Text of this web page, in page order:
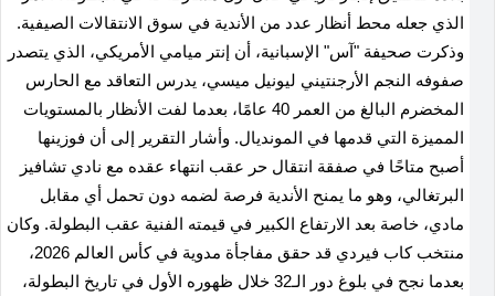
الذي جعله محط أنظار عدد من الأندية في سوق الانتقالات الصيفية.
وذكرت صحيفة "آس" الإسبانية، أن إنتر ميامي الأمريكي، الذي يتصدر
صفوفه النجم الأرجنتيني ليونيل ميسي، يدرس التعاقد مع الحارس
المخضرم البالغ من العمر 40 عامًا، بعدما لفت الأنظار بالمستويات
المميزة التي قدمها في المونديال. وأشار التقرير إلى أن فوزينها
أصبح متاحًا في صفقة انتقال حر عقب انتهاء عقده مع نادي تشافيز
البرتغالي، وهو ما يمنح الأندية فرصة لضمه دون تحمل أي مقابل
مادي، خاصة بعد الارتفاع الكبير في قيمته الفنية عقب البطولة. وكان
منتخب كاب فيردي قد حقق مفاجأة مدوية في كأس العالم 2026،
بعدما نجح في بلوغ دور الـ32 خلال ظهوره الأول في تاريخ البطولة،